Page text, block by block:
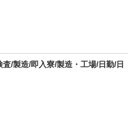
査/製造/即入寮/製造・工場/日勤/日